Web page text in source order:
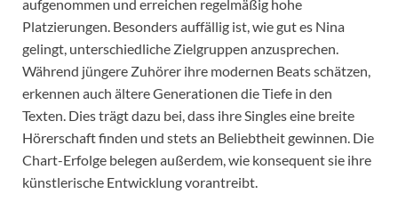
aufgenommen und erreichen regelmäßig hohe
Platzierungen. Besonders auffällig ist, wie gut es Nina
gelingt, unterschiedliche Zielgruppen anzusprechen.
Während jüngere Zuhörer ihre modernen Beats schätzen,
erkennen auch ältere Generationen die Tiefe in den
Texten. Dies trägt dazu bei, dass ihre Singles eine breite
Hörerschaft finden und stets an Beliebtheit gewinnen. Die
Chart-Erfolge belegen außerdem, wie konsequent sie ihre
künstlerische Entwicklung vorantreibt.